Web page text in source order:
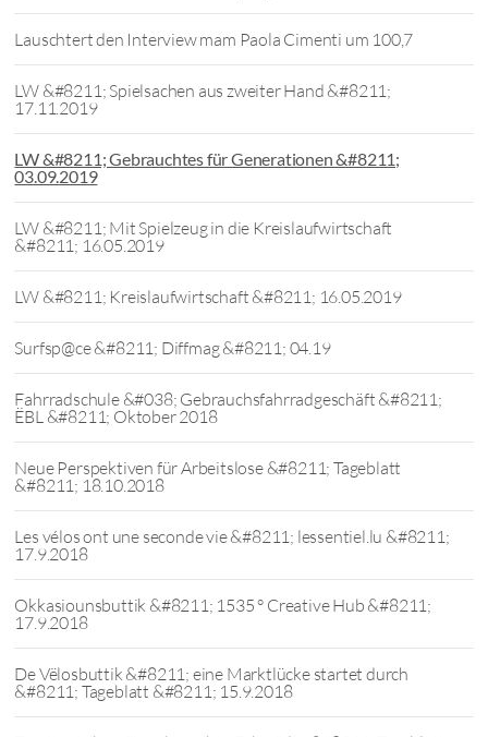
Lauschtert den Interview mam Paola Cimenti um 100,7
LW &#8211; Spielsachen aus zweiter Hand &#8211;
17.11.2019
LW &#8211; Gebrauchtes für Generationen &#8211;
03.09.2019
LW &#8211; Mit Spielzeug in die Kreislaufwirtschaft
&#8211; 16.05.2019
LW &#8211; Kreislaufwirtschaft &#8211; 16.05.2019
Surfsp@ce &#8211; Diffmag &#8211; 04.19
Fahrradschule &#038; Gebrauchsfahrradgeschäft &#8211;
ËBL &#8211; Oktober 2018
Neue Perspektiven für Arbeitslose &#8211; Tageblatt
&#8211; 18.10.2018
Les vélos ont une seconde vie &#8211; lessentiel.lu &#8211;
17.9.2018
Okkasiounsbuttik &#8211; 1535 ° Creative Hub &#8211;
17.9.2018
De Vëlosbuttik &#8211; eine Marktlücke startet durch
&#8211; Tageblatt &#8211; 15.9.2018